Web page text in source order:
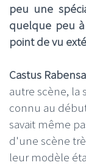
peu une
quelque peu
point de vu
Castus
autre scène, la
connu au
savait même
d'une scène
leur modèle